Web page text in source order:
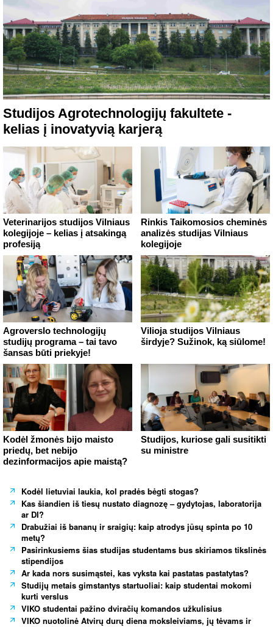
Studijos Agrotechnologijų fakultete -
kelias į inovatyvią karjerą
Veterinarijos studijos Vilniaus
kolegijoje – kelias į atsakingą
profesiją
Rinkis Taikomosios cheminės
analizės studijas Vilniaus
kolegijoje
Agroverslo technologijų
studijų programa – tai tavo
šansas būti priekyje!
Vilioja studijos Vilniaus
širdyje? Sužinok, ką siūlome!
Kodėl žmonės bijo maisto
priedų, bet nebijo
dezinformacijos apie maistą?
Studijos, kuriose gali susitikti
su ministre
Kodėl lietuviai laukia, kol pradės bėgti stogas?
Kas šiandien iš tiesų nustato diagnozę – gydytojas, laboratorija
ar DI?
Drabužiai iš bananų ir sraigių: kaip atrodys jūsų spinta po 10
metų?
Pasirinkusiems šias studijas studentams bus skiriamos tikslinės
stipendijos
Ar kada nors susimąstei, kas vyksta kai pastatas pastatytas?
Studijų metais gimstantys startuoliai: kaip studentai mokomi
kurti verslus
VIKO studentai pažino dviračių komandos užkulisius
VIKO nuotolinė Atvirų durų diena moksleiviams, jų tėvams ir